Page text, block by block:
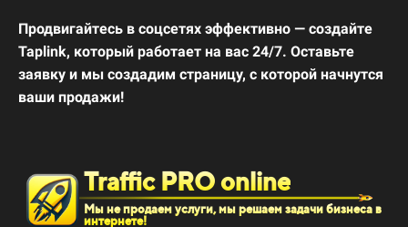
Продвигайтесь в соцсетях эффективно — создайте
Taplink, который работает на вас 24/7. Оставьте
заявку и мы создадим страницу, с которой начнутся
ваши продажи!
Traffic PRO online
Мы не продаем услуги, мы решаем задачи бизнеса в
интернете!